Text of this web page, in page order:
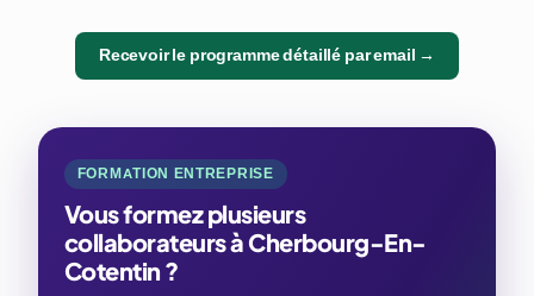
Recevoir le programme détaillé par email →
FORMATION ENTREPRISE
Vous formez plusieurs
collaborateurs à Cherbourg-En-
Cotentin ?